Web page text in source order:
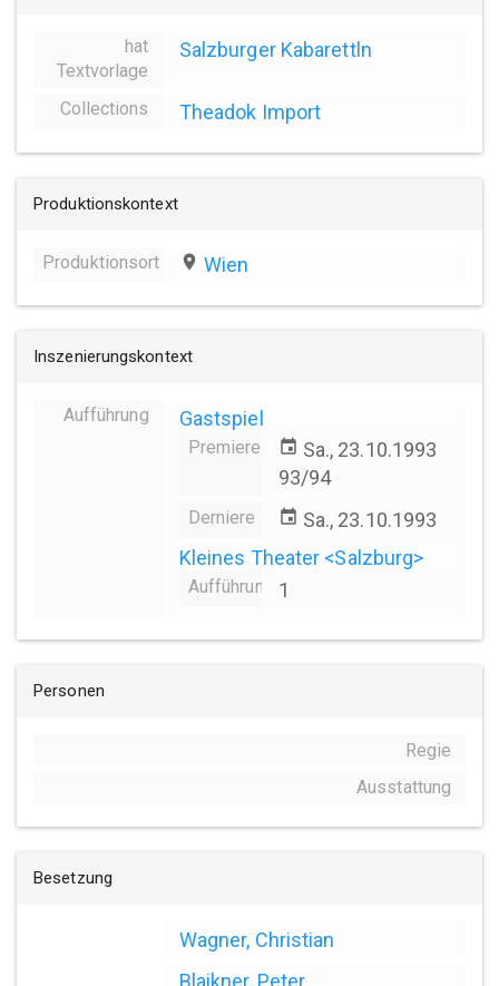
hat
Textvorlage
Salzburger Kabarettln
Collections Theadok Import
Produktionskontext
Produktionsort place Wien
Inszenierungskontext
Aufführung Gastspiel
Premiere event Sa., 23.10.1993
93/94
Derniere event Sa., 23.10.1993
Kleines Theater <Salzburg>
Aufführungsanzahl
1
Personen
Regie
Ausstattung
Besetzung
Wagner, Christian
Blaikner, Peter